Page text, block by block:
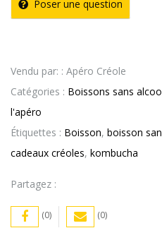
Poser une question
Vendu par: : Apéro Créole
Catégories : Boissons sans
l'apéro
Étiquettes : Boisson, boisson
cadeaux créoles, kombucha
Partagez :
(0) (0)